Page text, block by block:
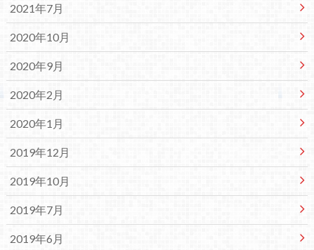
2021年7月
2020年10月
2020年9月
2020年2月
2020年1月
2019年12月
2019年10月
2019年7月
2019年6月